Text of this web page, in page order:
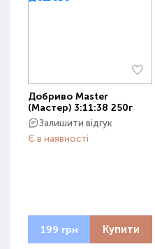
Добриво Master
(Мастер) 3:11:38 250г
Залишити відгук
Є в наявності
199 грн Купити